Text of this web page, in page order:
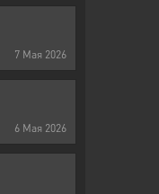
7 Мая 2026
6 Мая 2026